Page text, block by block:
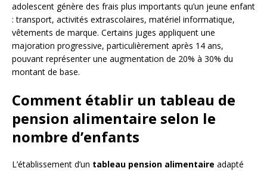
adolescent génère des frais plus importants qu’un jeune enfant
: transport, activités extrascolaires, matériel informatique,
vêtements de marque. Certains juges appliquent une
majoration progressive, particulièrement après 14 ans,
pouvant représenter une augmentation de 20% à 30% du
montant de base.
Comment établir un tableau de
pension alimentaire selon le
nombre d’enfants
L’établissement d’un tableau pension alimentaire adapté